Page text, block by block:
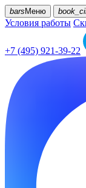
bars Меню
Условия работы
+7 (495) 921-39-22